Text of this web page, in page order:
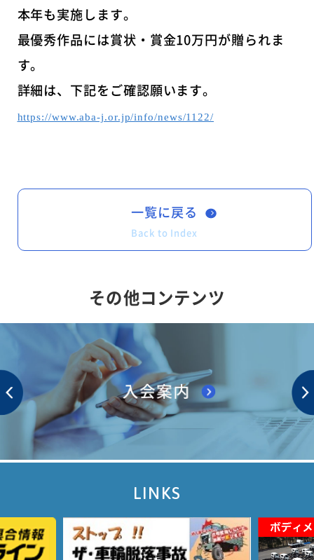
本年も実施します。
最優秀作品には賞状・賞金10万円が贈られま
す。
詳細は、下記をご確認願います。
https://www.aba-j.or.jp/info/news/1122/
一覧に戻る
Back to Index
その他コンテンツ
LINKS